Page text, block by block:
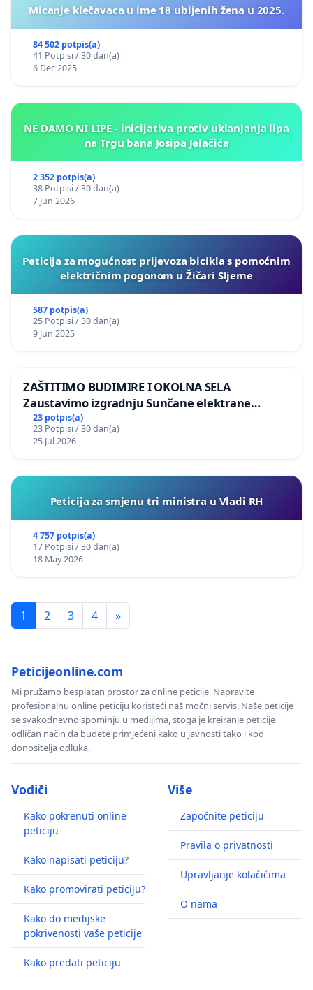
Micanje klečavaca u ime 18 ubijenih žena u 2025.
84 502 potpis(a)
41 Potpisi / 30 dan(a)
6 Dec 2025
NE DAMO NI LIPE - inicijativa protiv uklanjanja lipa
na Trgu bana Josipa Jelačića
2 352 potpis(a)
38 Potpisi / 30 dan(a)
7 Jun 2026
Peticija za mogućnost prijevoza bicikla s pomoćnim
električnim pogonom u Žičari Sljeme
587 potpis(a)
25 Potpisi / 30 dan(a)
9 Jun 2025
ZAŠTITIMO BUDIMIRE I OKOLNA SELA
Zaustavimo izgradnju Sunčane elektrane
Vedrine na području Ugljana
23 potpis(a)
23 Potpisi / 30 dan(a)
25 Jul 2026
Peticija za smjenu tri ministra u Vladi RH
4 757 potpis(a)
17 Potpisi / 30 dan(a)
18 May 2026
1 2 3 4 »
Peticijeonline.com
Mi pružamo besplatan prostor za online peticije. Napravite
profesionalnu online peticiju koristeći naš močni servis. Naše peticije
se svakodnevno spominju u medijima, stoga je kreiranje peticije
odličan način da budete primjećeni kako u javnosti tako i kod
donositelja odluka.
Vodiči
Kako pokrenuti online
peticiju
Kako napisati peticiju?
Kako promovirati peticiju?
Kako do medijske
pokrivenosti vaše peticije
Kako predati peticiju
Više
Započnite peticiju
Pravila o privatnosti
Upravljanje kolačićima
O nama